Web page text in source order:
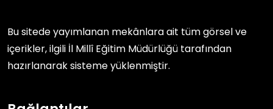
Bu sitede yayımlanan mekânlara ait tüm görsel ve
içerikler, ilgili İl Millî Eğitim Müdürlüğü tarafından
hazırlanarak sisteme yüklenmiştir.